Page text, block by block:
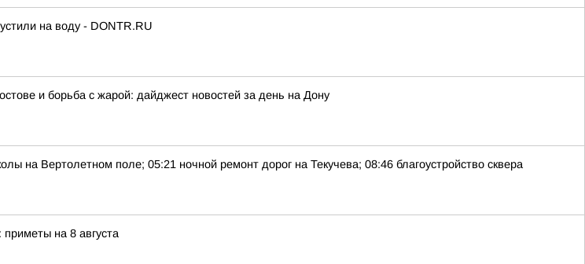
на воду - DONTR.RU
и борьба с жарой: дайджест новостей за день на Дону
на Вертолетном поле; 05:21 ночной ремонт дорог на Текучева; 08:46 благоустройство сквера
на 8 августа